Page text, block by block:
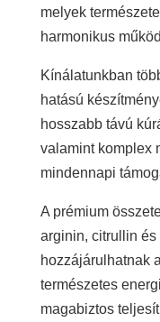
melyek
harmonikus
Kínálatunkban
hatású
hosszabb távú
valamint komplex
mindennapi
A prémium
arginin, citrullin
hozzájárulhatnak
természetes
magabiztos